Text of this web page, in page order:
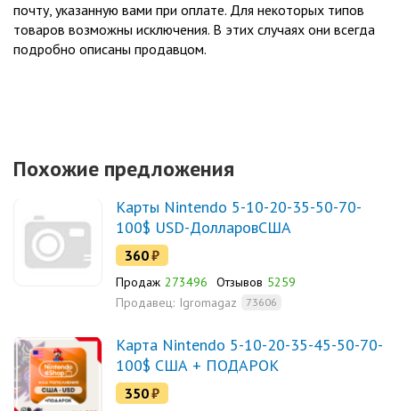
почту, указанную вами при оплате. Для некоторых типов
товаров возможны исключения. В этих случаях они всегда
подробно описаны продавцом.
Похожие предложения
Карты Nintendo 5-10-20-35-50-70-
100$ USD-ДолларовСША
360₽
Продаж 273496 Отзывов 5259
Продавец: Igromagaz 73606
Карта Nintendo 5-10-20-35-45-50-70-
100$ США + ПОДАРОК
350₽